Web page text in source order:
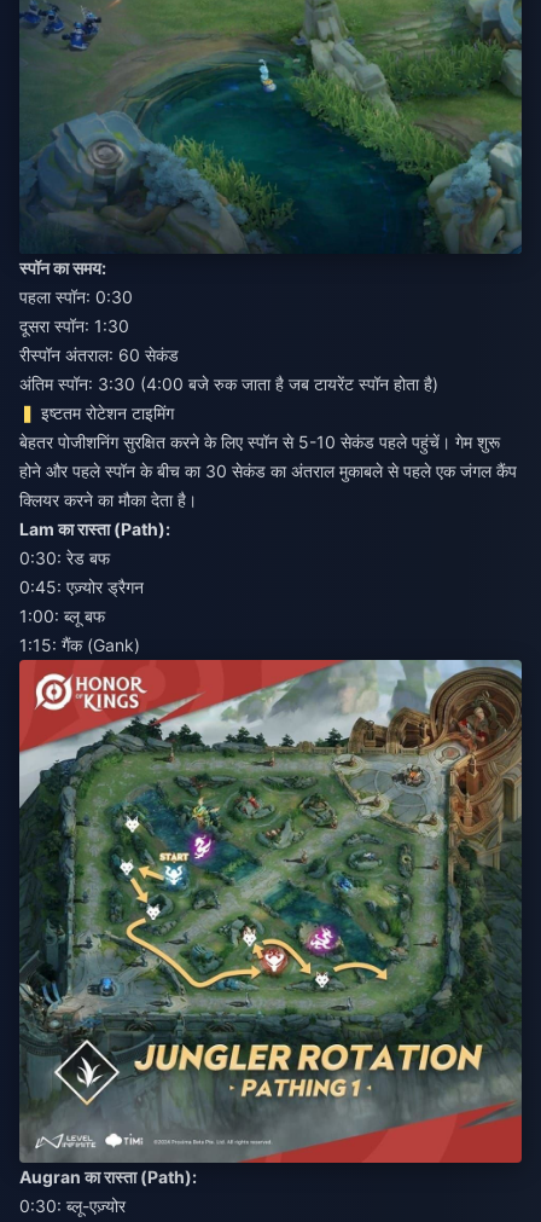
स्पॉन का समय:
पहला स्पॉन: 0:30
दूसरा स्पॉन: 1:30
रीस्पॉन अंतराल: 60 सेकंड
अंतिम स्पॉन: 3:30 (4:00 बजे रुक जाता है जब टायरेंट स्पॉन होता है)
इष्टतम रोटेशन टाइमिंग
बेहतर पोजीशनिंग सुरक्षित करने के लिए स्पॉन से 5-10 सेकंड पहले पहुंचें। गेम शुरू
होने और पहले स्पॉन के बीच का 30 सेकंड का अंतराल मुकाबले से पहले एक जंगल कैंप
क्लियर करने का मौका देता है।
Lam का रास्ता (Path):
0:30: रेड बफ
0:45: एज़्योर ड्रैगन
1:00: ब्लू बफ
1:15: गैंक (Gank)
Augran का रास्ता (Path):
0:30: ब्लू-एज़्योर